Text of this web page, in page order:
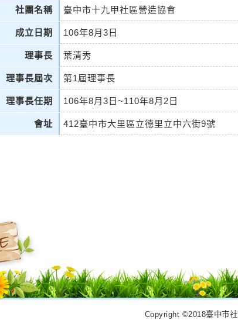
社團名稱
臺中市十九甲社區營造協會
成立日期 106年8月3日
理事長 葉清秀
理事長屆次 第1屆理事長
理事長任期 106年8月3日~110年8月2日
會址 412臺中市大里區立德里立中六街9號
Copyright ©2018臺中市